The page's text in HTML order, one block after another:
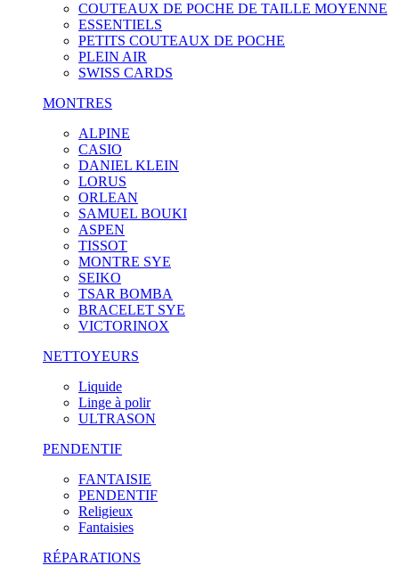
COUTEAUX DE POCHE DE TAILLE MOYENNE
ESSENTIELS
PETITS COUTEAUX DE POCHE
PLEIN AIR
SWISS CARDS
MONTRES
ALPINE
CASIO
DANIEL KLEIN
LORUS
ORLEAN
SAMUEL BOUKI
ASPEN
TISSOT
MONTRE SYE
SEIKO
TSAR BOMBA
BRACELET SYE
VICTORINOX
NETTOYEURS
Liquide
Linge à polir
ULTRASON
PENDENTIF
FANTAISIE
PENDENTIF
Religieux
Fantaisies
RÉPARATIONS